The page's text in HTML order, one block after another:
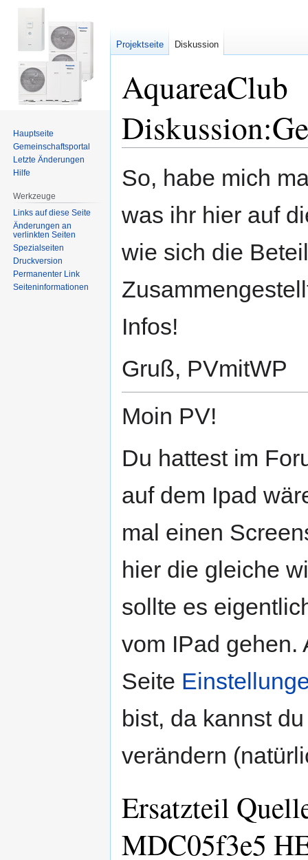
AquareaClub
Navigation
Suche
So, habe mich
was ihr hier auf
wie sich die
Infos!
Gruß, PVmitWP
Moin PV!
Du hattest im
auf dem Ipad
mal einen
hier die gleiche
sollte es
vom IPad gehen.
Seite
bist, da kannst
verändern
Ersatzteil
MDC05f3e5
Projektseite Diskussion
Hauptseite
Gemeinschafts­portal
Letzte Änderungen
Hilfe
Werkzeuge
Links auf diese Seite
Änderungen an
verlinkten Seiten
Spezialseiten
Druckversion
Permanenter Link
Seiten­informationen